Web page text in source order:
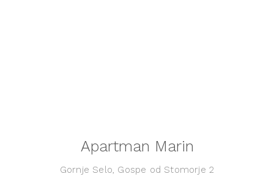
Apartman Marin
Gornje Selo, Gospe od Stomorje 2